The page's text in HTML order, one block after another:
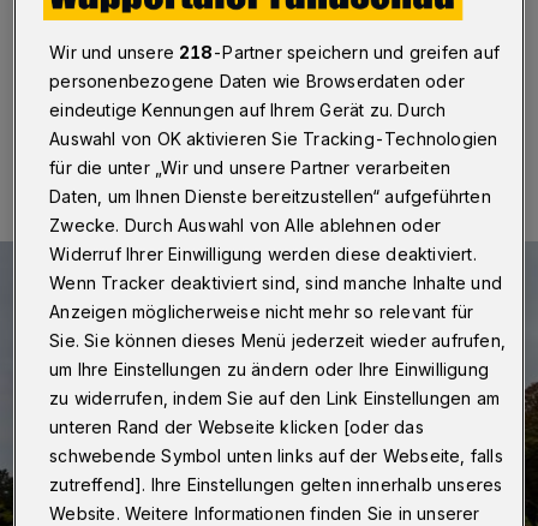
Der berühmte Bildhauer schenkte dem Barmer
09.11.2015 , 10:30 Uhr Eine Minute Lesezeit
Wir und unsere 218-Partner speichern und greifen auf
personenbezogene Daten wie Browserdaten oder
eindeutige Kennungen auf Ihrem Gerät zu. Durch
Auswahl von OK aktivieren Sie Tracking-Technologien
für die unter „Wir und unsere Partner verarbeiten
Daten, um Ihnen Dienste bereitzustellen“ aufgeführten
Zwecke. Durch Auswahl von Alle ablehnen oder
Widerruf Ihrer Einwilligung werden diese deaktiviert.
Wenn Tracker deaktiviert sind, sind manche Inhalte und
Anzeigen möglicherweise nicht mehr so relevant für
Sie. Sie können dieses Menü jederzeit wieder aufrufen,
um Ihre Einstellungen zu ändern oder Ihre Einwilligung
zu widerrufen, indem Sie auf den Link Einstellungen am
unteren Rand der Webseite klicken [oder das
schwebende Symbol unten links auf der Webseite, falls
zutreffend]. Ihre Einstellungen gelten innerhalb unseres
Website. Weitere Informationen finden Sie in unserer